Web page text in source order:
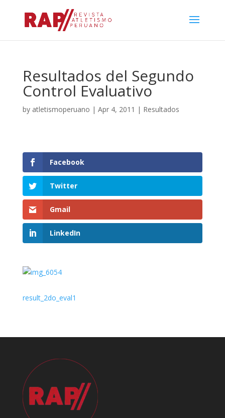
Resultados del Segundo
Control Evaluativo
by atletismoperuano | Apr 4, 2011 | Resultados
Facebook
Twitter
Gmail
LinkedIn
result_2do_eval1